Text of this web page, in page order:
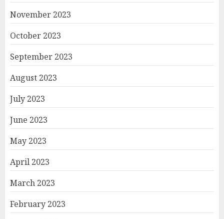
November 2023
October 2023
September 2023
August 2023
July 2023
June 2023
May 2023
April 2023
March 2023
February 2023